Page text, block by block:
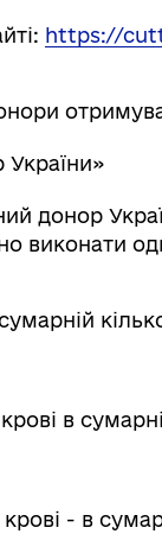
https://
донор
виконати
в
крові - в